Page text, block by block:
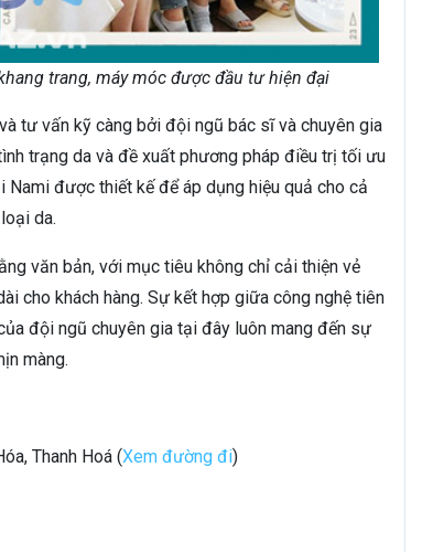
trang, máy móc được đầu tư hiện đại
tư vấn kỹ càng bởi đội ngũ bác sĩ và chuyên gia
trạng da và đề xuất phương pháp điều trị tối ưu
được thiết kế để áp dụng hiệu quả cho cả
da.
văn bản, với mục tiêu không chỉ cải thiện vẻ
cho khách hàng. Sự kết hợp giữa công nghệ tiên
đội ngũ chuyên gia tại đây luôn mang đến sự
màng.
Thanh Hoá (Xem đường đi)